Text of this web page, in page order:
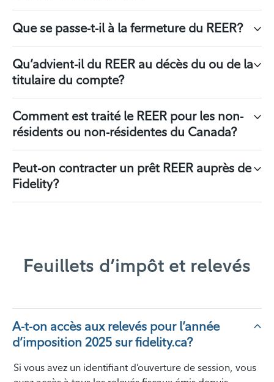
Que se passe-t-il à la fermeture du REER?
Qu’advient-il du REER au décès du ou de la
titulaire du compte?
Comment est traité le REER pour les non-
résidents ou non-résidentes du Canada?
Peut-on contracter un prêt REER auprès de
Fidelity?
Feuillets d’impôt et relevés
A-t-on accès aux relevés pour l’année
d’imposition 2025 sur fidelity.ca?
Si vous avez un identifiant d’ouverture de session, vous